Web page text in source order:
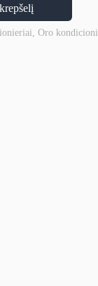
Oro